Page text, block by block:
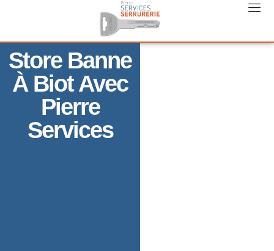
Store Banne
À Biot Avec
Pierre
Services